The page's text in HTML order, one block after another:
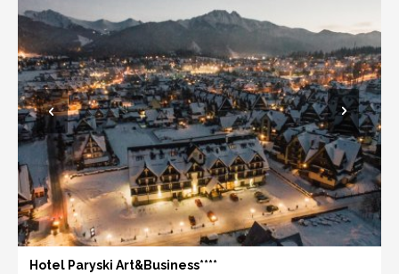
Hotel Paryski Art&Business****